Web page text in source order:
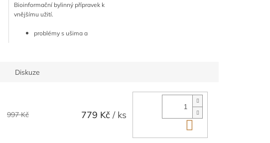
hvězdiček.
Bioinformační bylinný přípravek k
vnějšímu užití.
problémy s ušima a
kožní problémy
Diskuze
997 Kč 779 Kč / ks